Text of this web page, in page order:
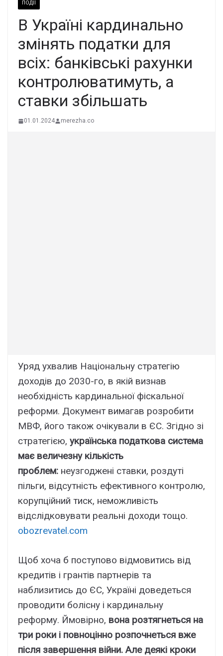
ПОДІЇ
В Україні кардинально
змінять податки для
всіх: банківські рахунки
контролюватимуть, а
ставки збільшать
01.01.2024 merezha.co
Уряд ухвалив Національну стратегію
доходів до 2030-го, в якій визнав
необхідність кардинальної фіскальної
реформи. Документ вимагав розробити
МВФ, його також очікували в ЄС. Згідно зі
стратегією, українська податкова система
має величезну кількість
проблем: неузгоджені ставки, роздуті
пільги, відсутність ефективного контролю,
корупційний тиск, неможливість
відслідковувати реальні доходи тощо.
obozrevatel.com
Щоб хоча б поступово відмовитись від
кредитів і грантів партнерів та
наблизитись до ЄС, Україні доведеться
проводити болісну і кардинальну
реформу. Ймовірно, вона розтягнеться на
три роки і повноцінно розпочнеться вже
після завершення війни. Але деякі кроки